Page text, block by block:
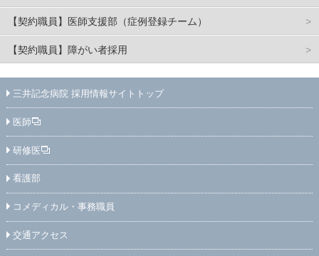
【契約職員】医師支援部（症例登録チーム）
【契約職員】障がい者採用
三井記念病院 採用情報サイトトップ
医師
研修医
看護部
コメディカル・事務職員
交通アクセス